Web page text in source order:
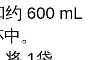
约 600 mL
。